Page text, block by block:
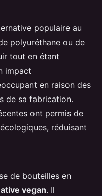
populaire au
polyuréthane ou de
tout en étant
impact
en raison des
de sa fabrication.
ont permis de
réduisant
de bouteilles en
vegan. Il